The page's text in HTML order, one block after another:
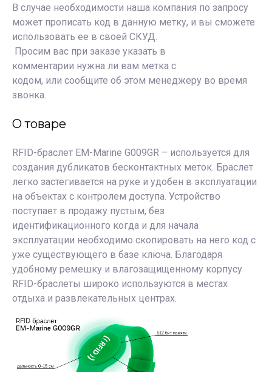
В случае необходимости наша компания по запросу
может прописать код в данную метку, и вы сможете
использовать ее в своей СКУД.
Просим вас при заказе указать в
комментарии нужна ли вам метка с
кодом, или сообщите об этом менеджеру во время
звонка.
О товаре
RFID-браслет EM-Marine G009GR – используется для
создания дубликатов бесконтактных меток. Браслет
легко застегивается на руке и удобен в эксплуатации
на объектах с контролем доступа. Устройство
поступает в продажу пустым, без
идентификационного когда и для начала
эксплуатации необходимо скопировать на него код с
уже существующего в базе ключа. Благодаря
удобному ремешку и влагозащищенному корпусу
RFID-браслеты широко используются в местах
отдыха и развлекательных центрах.